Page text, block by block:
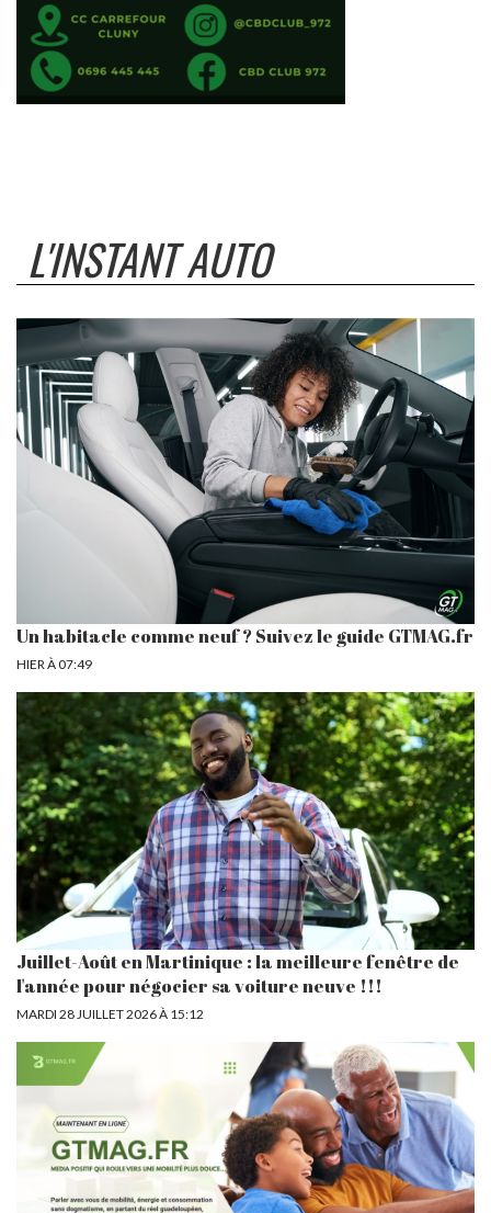
L'INSTANT AUTO
Un habitacle comme neuf ? Suivez le guide GTMAG.fr
HIER À 07:49
Juillet-Août en Martinique : la meilleure fenêtre de
l'année pour négocier sa voiture neuve !!!
MARDI 28 JUILLET 2026 À 15:12